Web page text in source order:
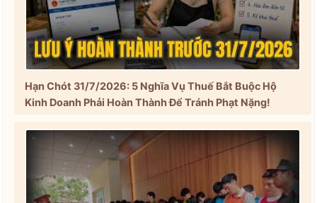
Hạn Chót 31/7/2026: 5 Nghĩa Vụ Thuế Bắt Buộc Hộ
Kinh Doanh Phải Hoàn Thành Để Tránh Phạt Nặng!